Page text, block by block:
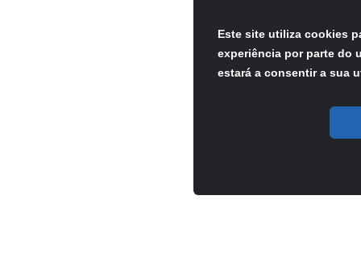
Este site utiliza cookies
experiência por parte do
estará a consentir a sua